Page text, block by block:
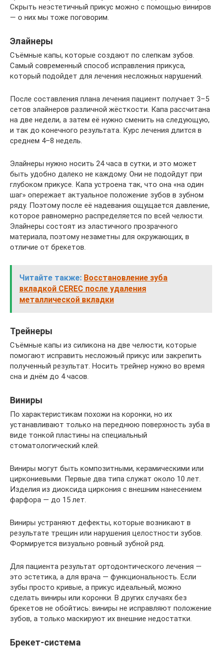
Скрыть неэстетичный прикус можно с помощью виниров
— о них мы тоже поговорим.
Элайнеры
Съёмные капы, которые создают по слепкам зубов.
Самый современный способ исправления прикуса,
который подойдет для лечения несложных нарушений.
После составления плана лечения пациент получает 3–5
сетов элайнеров различной жёсткости. Капа рассчитана
на две недели, а затем её нужно сменить на следующую,
и так до конечного результата. Курс лечения длится в
среднем 4–8 недель.
Элайнеры нужно носить 24 часа в сутки, и это может
быть удобно далеко не каждому. Они не подойдут при
глубоком прикусе. Капа устроена так, что она «на один
шаг» опережает актуальное положение зубов в зубном
ряду. Поэтому после её надевания ощущается давление,
которое равномерно распределяется по всей челюсти.
Элайнеры состоят из эластичного прозрачного
материала, поэтому незаметны для окружающих, в
отличие от брекетов.
Читайте также: Восстановление зуба
вкладкой CEREC после удаления
металлической вкладки
Трейнеры
Съёмные капы из силикона на две челюсти, которые
помогают исправить несложный прикус или закрепить
полученный результат. Носить трейнер нужно во время
сна и днём до 4 часов.
Виниры
По характеристикам похожи на коронки, но их
устанавливают только на переднюю поверхность зуба в
виде тонкой пластины на специальный
стоматологический клей.
Виниры могут быть композитными, керамическими или
циркониевыми. Первые два типа служат около 10 лет.
Изделия из диоксида циркония с внешним нанесением
фарфора — до 15 лет.
Виниры устраняют дефекты, которые возникают в
результате трещин или нарушения целостности зубов.
Формируется визуально ровный зубной ряд.
Для пациента результат ортодонтического лечения —
это эстетика, а для врача — функциональность. Если
зубы просто кривые, а прикус идеальный, можно
сделать виниры или коронки. В других случаях без
брекетов не обойтись: виниры не исправляют положение
зубов, а только маскируют их внешние недостатки.
Брекет-система